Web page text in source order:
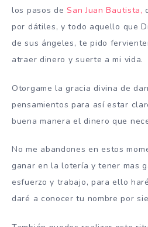
los pasos deSan Juan Bautista,
por dátiles, y todo aquello que
de sus ángeles, te pido
atraer dinero y suerte a mi vida.
Otorgame la gracia divina de
pensamientos para así estar
buena manera el dinero que
No me abandones en estos
ganar en la lotería y tener mas
esfuerzo y trabajo, para ello
daré a conocer tu nombre por